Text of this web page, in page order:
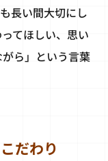
長い間大切にし
てほしい、思い
ら」という言葉
こだわり